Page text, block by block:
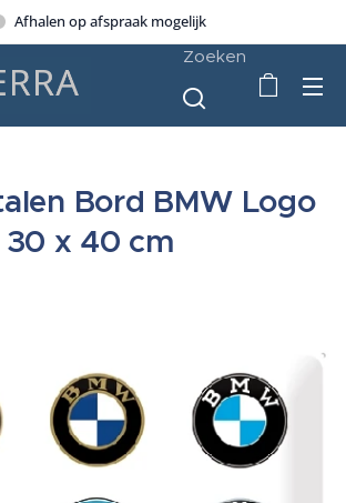
Afhalen op afspraak mogelijk
Zoeken
Bord BMW Logo
x 40 cm